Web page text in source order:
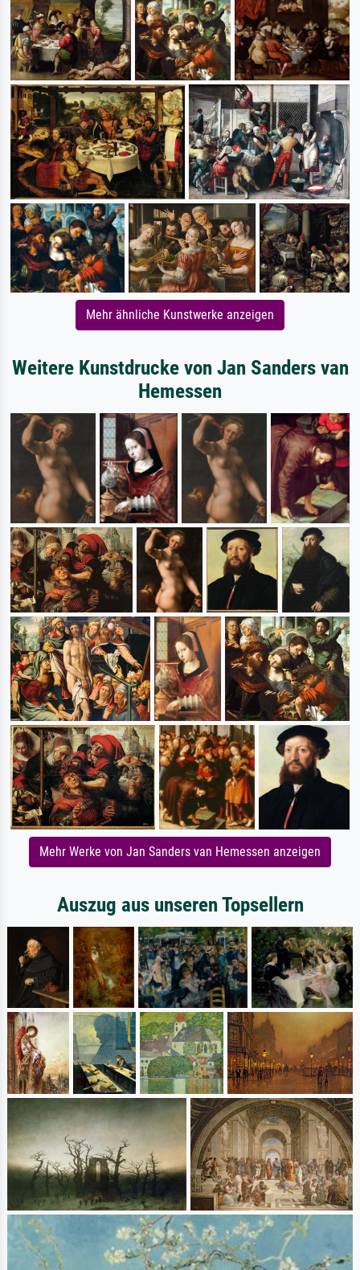
Mehr ähnliche Kunstwerke anzeigen
Weitere Kunstdrucke von Jan Sanders van
Hemessen
Mehr Werke von Jan Sanders van Hemessen anzeigen
Auszug aus unseren Topsellern